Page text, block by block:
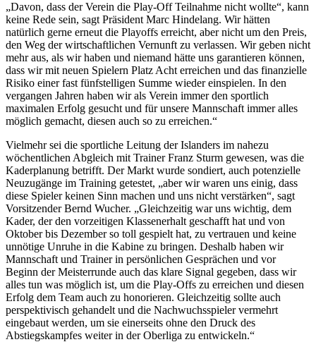
„Davon, dass der Verein die Play-Off Teilnahme nicht wollte“, kann
keine Rede sein, sagt Präsident Marc Hindelang. Wir hätten
natürlich gerne erneut die Playoffs erreicht, aber nicht um den Preis,
den Weg der wirtschaftlichen Vernunft zu verlassen. Wir geben nicht
mehr aus, als wir haben und niemand hätte uns garantieren können,
dass wir mit neuen Spielern Platz Acht erreichen und das finanzielle
Risiko einer fast fünfstelligen Summe wieder einspielen. In den
vergangen Jahren haben wir als Verein immer den sportlich
maximalen Erfolg gesucht und für unsere Mannschaft immer alles
möglich gemacht, diesen auch so zu erreichen.“
Vielmehr sei die sportliche Leitung der Islanders im nahezu
wöchentlichen Abgleich mit Trainer Franz Sturm gewesen, was die
Kaderplanung betrifft. Der Markt wurde sondiert, auch potenzielle
Neuzugänge im Training getestet, „aber wir waren uns einig, dass
diese Spieler keinen Sinn machen und uns nicht verstärken“, sagt
Vorsitzender Bernd Wucher. „Gleichzeitig war uns wichtig, dem
Kader, der den vorzeitigen Klassenerhalt geschafft hat und von
Oktober bis Dezember so toll gespielt hat, zu vertrauen und keine
unnötige Unruhe in die Kabine zu bringen. Deshalb haben wir
Mannschaft und Trainer in persönlichen Gesprächen und vor
Beginn der Meisterrunde auch das klare Signal gegeben, dass wir
alles tun was möglich ist, um die Play-Offs zu erreichen und diesen
Erfolg dem Team auch zu honorieren. Gleichzeitig sollte auch
perspektivisch gehandelt und die Nachwuchsspieler vermehrt
eingebaut werden, um sie einerseits ohne den Druck des
Abstiegskampfes weiter in der Oberliga zu entwickeln.“